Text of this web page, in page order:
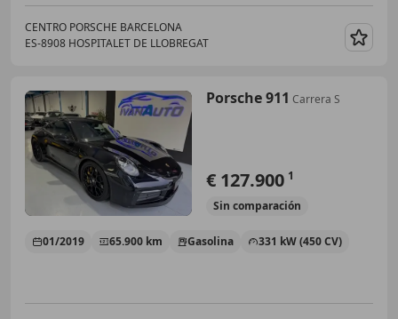
CENTRO PORSCHE BARCELONA
ES-8908 HOSPITALET DE LLOBREGAT
Porsche 911 Carrera S
€ 127.900 1
Sin comparación
01/2019 65.900 km Gasolina 331 kW (450 CV)